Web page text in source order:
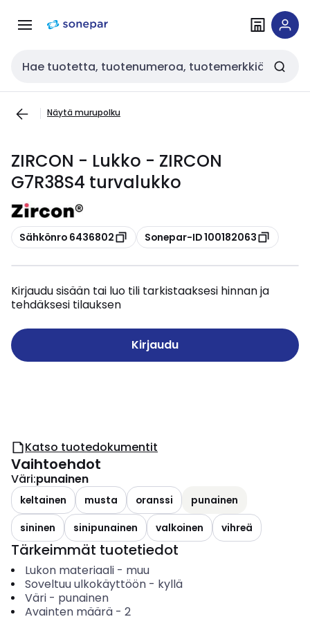
navigointiinsisältöön
Haku
Näytä murupolku
ZIRCON - Lukko - ZIRCON
G7R38S4 turvalukko
Kopioi
Sähkönro 6436802 Kopioi
Sonepar-ID 100182063
Kirjaudu sisään tai luo tili tarkistaaksesi hinnan ja
tehdäksesi tilauksen
Kirjaudu
Katso tuotedokumentit
Vaihtoehdot
Väri:punainen
keltainen musta oranssi
punainen
sininen
sinipunainen valkoinen vihreä
Tärkeimmät tuotetiedot
Lukon materiaali- muu
Soveltuu ulkokäyttöön- kyllä
Väri- punainen
Avainten määrä- 2